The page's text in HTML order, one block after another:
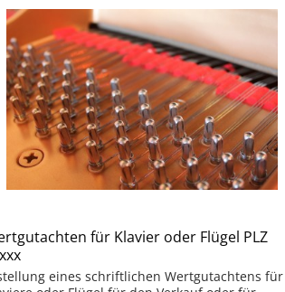
berücksichtigt
(§ 8 Abs. 1 Satz 1 EStG)
PLZ 6xxxx"
für Klavier oder Flügel PLZ
eines schriftlichen Wertgutachtens für